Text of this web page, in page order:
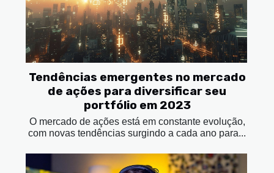
Tendências emergentes no mercado
de ações para diversificar seu
portfólio em 2023
O mercado de ações está em constante evolução,
com novas tendências surgindo a cada ano para...